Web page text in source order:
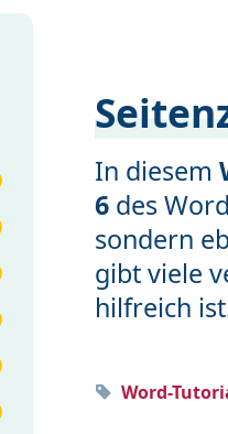
In diesem
6 des
sondern
gibt viele
hilfreich
Word-